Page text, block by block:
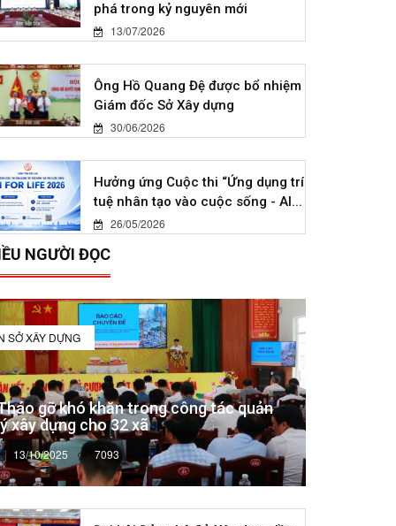
phá trong kỷ nguyên mới
13/07/2026
Ông Hồ Quang Đệ được bổ nhiệm
Giám đốc Sở Xây dựng
30/06/2026
Hưởng ứng Cuộc thi “Ứng dụng trí
tuệ nhân tạo vào cuộc sống - AI...
26/05/2026
NGƯỜI ĐỌC
SỞ XÂY DỰNG
gỡ khó khăn trong công tác quản
xây dựng cho 32 xã
13/10/2025 7093